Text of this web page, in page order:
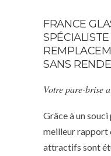
FRANCE
SANS
Votre pare-brise
Grâce à un
meilleur rapport
attractifs sont